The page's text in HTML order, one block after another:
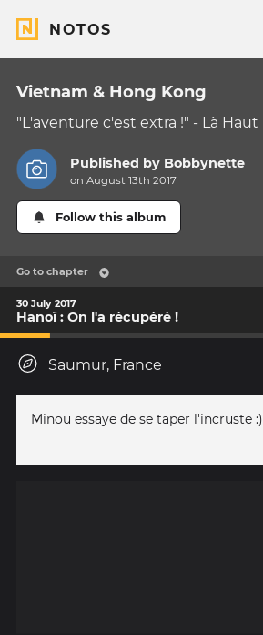
NOTOS
Vietnam & Hong Kong
"L'aventure c'est extra !" - Là Haut
Published by Bobbynette
on August 13th 2017
Follow this album
Go to chapter
30 July 2017
Hanoï : On l'a récupéré !
Saumur, France
Minou essaye de se taper l'incruste :)